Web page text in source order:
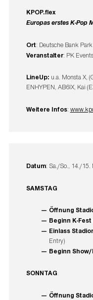
KPOP.flex
Europas erstes K-Pop
Ort: Deutsche Bank
Veranstalter: PK
LineUp: u.a. Monsta X,
ENHYPEN, AB6IX, Kai
Weitere Infos:
Datum: Sa./So., 14./15.
SAMSTAG
Öffnung
Beginn K-
Einlass
Entry)
Beginn
SONNTAG
Öffnung